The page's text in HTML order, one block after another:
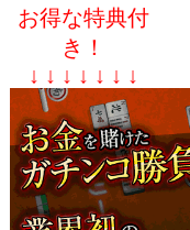
お得な特典付
き！
↓ ↓ ↓ ↓ ↓ ↓ ↓